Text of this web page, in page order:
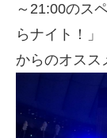
～21:00のス
らナイト！
からのオスス